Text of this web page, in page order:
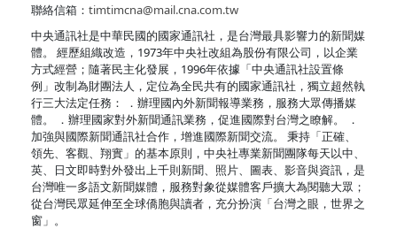
聯絡信箱： timtimcna@mail.cna.com.tw
中央通訊社是中華民國的國家通訊社，是台灣最具影響力的新聞媒
體。 經歷組織改造，1973年中央社改組為股份有限公司，以企業
方式經營；隨著民主化發展，1996年依據「中央通訊社設置條
例」改制為財團法人，定位為全民共有的國家通訊社，獨立超然執
行三大法定任務： ．辦理國內外新聞報導業務，服務大眾傳播媒
體。 ．辦理國家對外新聞通訊業務，促進國際對台灣之瞭解。 ．
加強與國際新聞通訊社合作，增進國際新聞交流。 秉持「正確、
領先、客觀、翔實」的基本原則，中央社專業新聞團隊每天以中、
英、日文即時對外發出上千則新聞、照片、圖表、影音與資訊，是
台灣唯一多語文新聞媒體，服務對象從媒體客戶擴大為閱聽大眾；
從台灣民眾延伸至全球僑胞與讀者，充分扮演「台灣之眼，世界之
窗」。